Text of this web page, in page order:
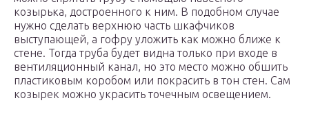
козырька, достроенного к ним. В подобном случае
нужно сделать верхнюю часть шкафчиков
выступающей, а гофру уложить как можно ближе к
стене. Тогда труба будет видна только при входе в
вентиляционный канал, но это место можно обшить
пластиковым коробом или покрасить в тон стен. Сам
козырек можно украсить точечным освещением.